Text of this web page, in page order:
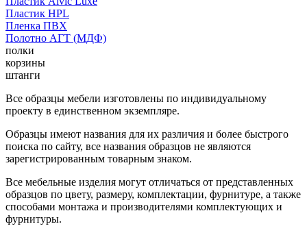
Пластик HPL
Пленка ПВХ
Полотно АГТ (МДФ)
полки
корзины
штанги
Все образцы мебели изготовлены по индивидуальному
проекту в единственном экземпляре.
Образцы имеют названия для их различия и более быстрого
поиска по сайту, все названия образцов не являются
зарегистрированным товарным знаком.
Все мебельные изделия могут отличаться от представленных
образцов по цвету, размеру, комплектации, фурнитуре, а также
способами монтажа и производителями комплектующих и
фурнитуры.